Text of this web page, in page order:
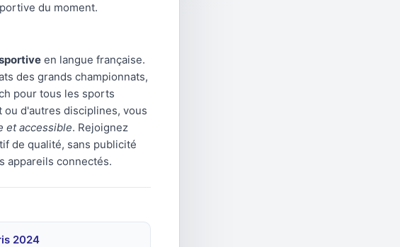
du moment.
en langue française.
des grands championnats,
pour tous les sports
ou d'autres disciplines, vous
et accessible. Rejoignez
de qualité, sans publicité
appareils connectés.
2024